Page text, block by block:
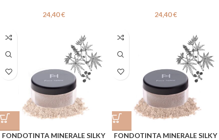
24,40€ 24,40€
FONDOTINTA MINERALE SILKY
FONDOTINTA MINERALE SILKY